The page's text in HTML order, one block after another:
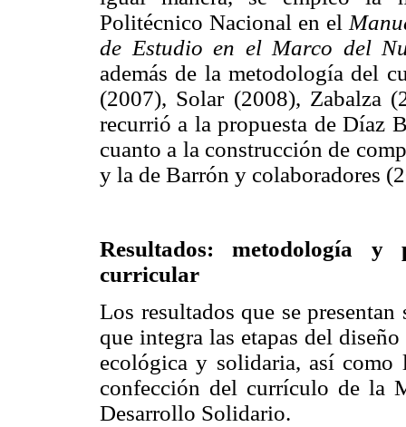
Politécnico Nacional en el
de Estudio en el Marco del
además de la metodología del
(2007), Solar (2008), Zabalza
recurrió a la propuesta de Díaz
cuanto a la construcción de
y la de Barrón y colaboradores
Resultados: metodología y
curricular
Los resultados que se
que integra las etapas del
ecológica y solidaria, así
confección del currículo de la
Desarrollo Solidario.